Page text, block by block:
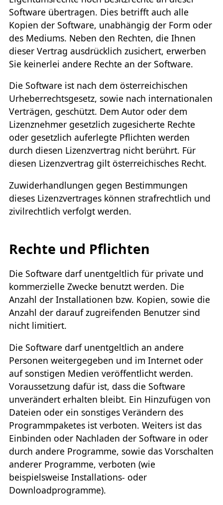
Software übertragen. Dies betrifft auch alle
Kopien der Software, unabhängig der Form oder
des Mediums. Neben den Rechten, die Ihnen
dieser Vertrag ausdrücklich zusichert, erwerben
Sie keinerlei andere Rechte an der Software.
Die Software ist nach dem österreichischen
Urheberrechtsgesetz, sowie nach internationalen
Verträgen, geschützt. Dem Autor oder dem
Lizenznehmer gesetzlich zugesicherte Rechte
oder gesetzlich auferlegte Pflichten werden
durch diesen Lizenzvertrag nicht berührt. Für
diesen Lizenzvertrag gilt österreichisches Recht.
Zuwiderhandlungen gegen Bestimmungen
dieses Lizenzvertrages können strafrechtlich und
zivilrechtlich verfolgt werden.
Rechte und Pflichten
Die Software darf unentgeltlich für private und
kommerzielle Zwecke benutzt werden. Die
Anzahl der Installationen bzw. Kopien, sowie die
Anzahl der darauf zugreifenden Benutzer sind
nicht limitiert.
Die Software darf unentgeltlich an andere
Personen weitergegeben und im Internet oder
auf sonstigen Medien veröffentlicht werden.
Voraussetzung dafür ist, dass die Software
unverändert erhalten bleibt. Ein Hinzufügen von
Dateien oder ein sonstiges Verändern des
Programmpaketes ist verboten. Weiters ist das
Einbinden oder Nachladen der Software in oder
durch andere Programme, sowie das Vorschalten
anderer Programme, verboten (wie
beispielsweise Installations- oder
Downloadprogramme).